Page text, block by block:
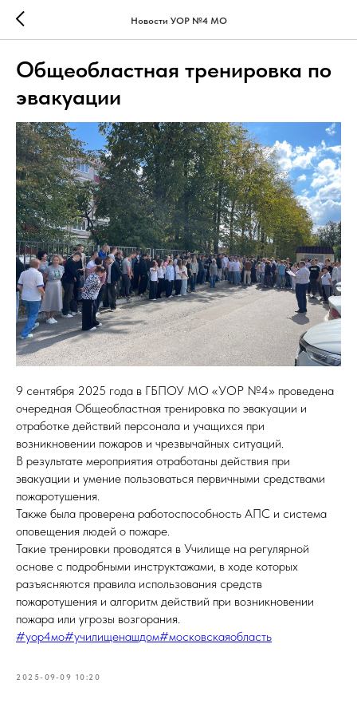
Новости УОР №4 МО
Общеобластная тренировка по
эвакуации
9 сентября 2025 года в ГБПОУ МО «УОР №4» проведена
очередная Общеобластная тренировка по эвакуации и
отработке действий персонала и учащихся при
возникновении пожаров и чрезвычайных ситуаций.
В результате мероприятия отработаны действия при
эвакуации и умение пользоваться первичными средствами
пожаротушения.
Также была проверена работоспособность АПС и система
оповещения людей о пожаре.
Такие тренировки проводятся в Училище на регулярной
основе с подробными инструктажами, в ходе которых
разъясняются правила использования средств
пожаротушения и алгоритм действий при возникновении
пожара или угрозы возгорания.
#уор4мо#училищенашдом#московскаяобласть
2025-09-09 10:20